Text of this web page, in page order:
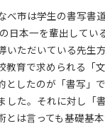
べ市は学生の書写書
日本一を輩出してい
いただいている先生
教育で求められる「
としたのが「書写」
した。それに対し「
とは言っても基礎基